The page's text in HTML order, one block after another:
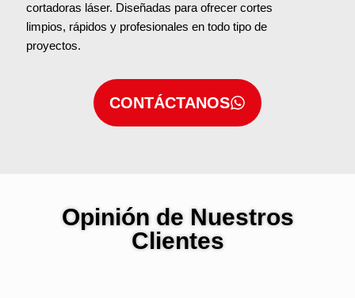
cortadoras láser. Diseñadas para ofrecer cortes
limpios, rápidos y profesionales en todo tipo de
proyectos.
CONTÁCTANOS
Opinión de Nuestros
Clientes